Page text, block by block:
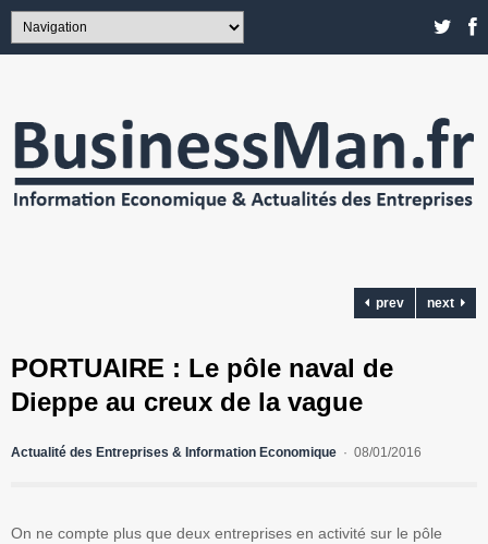
prev next
PORTUAIRE : Le pôle naval de
Dieppe au creux de la vague
Actualité des Entreprises & Information Economique 08/01/2016
On ne compte plus que deux entreprises en activité sur le pôle